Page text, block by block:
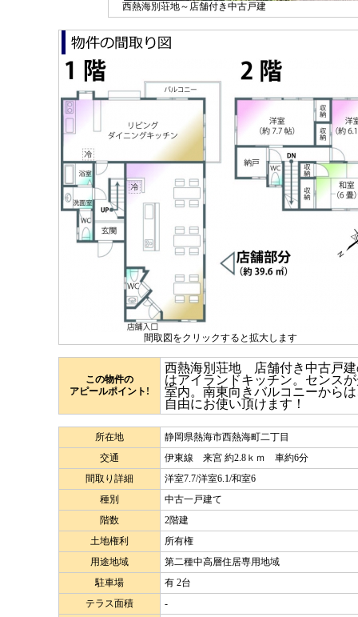
西熱海別荘地～店舗付き中古戸建
間取図をクリックすると拡大します
この物件の
アピールポイント!
西熱海別荘地 店舗付き中古戸建
はアイランドキッチン。センス
室内。南東向きバルコニーから
自由にお使い頂けます！
所在地
静岡県熱海市西熱海町二丁目
交通
伊東線 来宮 約2.8ｋｍ 車約6分
間取り詳細
洋室7.7/洋室6.1/和室6
種別
中古一戸建て
階数
2階建
土地権利
所有権
用途地域
第二種中高層住居専用地域
駐車場
有 2台
テラス面積
-